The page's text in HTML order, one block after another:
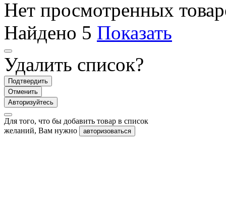
Нет просмотренных
Найдено 5 Показать
Удалить список?
Подтвердить
Отменить
Авторизуйтесь
Для того, что бы добавить товар в список
желаний, Вам нужно
авторизоваться